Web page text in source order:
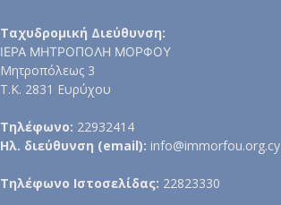
Ταχυδρομική Διεύθυνση:
ΙΕΡΑ ΜΗΤΡΟΠΟΛΗ ΜΟΡΦΟΥ
Μητροπόλεως 3
Τ.Κ. 2831 Ευρύχου
Τηλέφωνο: 22932414
Ηλ. διεύθυνση (email): info@immorfou.org.cy
Τηλέφωνο Ιστοσελίδας: 22823330